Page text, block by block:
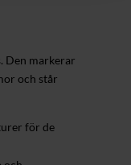
Den markerar
och står
för de